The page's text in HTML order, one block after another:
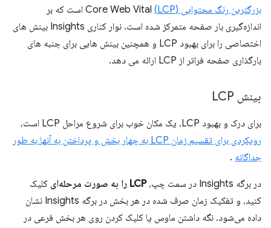
بزرگترین رنگ محتوایی (LCP)
Core Web Vital است که بر
اندازه‌گیری بار صفحه متمرکز شده است. نوار کناری Insights بینش های
اختصاصی را برای بهبود LCP و همچنین بینش هایی برای جنبه های
بارگذاری صفحه فراتر از LCP ارائه می دهد.
بینش LCP
برای درک و بهبود LCP، یک مکان خوب برای شروع مراحل LCP است،
رویکردی برای تقسیم زمان LCP به چهار بخش و پرداختن به آنها به طور
جداگانه .
در برگه Insights در سمت چپ، LCP را به صورت مرحله‌ای
کلیک
کنید، و تفکیک زمان صرف شده در هر بخش در برگه Insights نشان
داده می‌شود. نگه داشتن ماوس یا کلیک کردن روی هر بخش فرعی در